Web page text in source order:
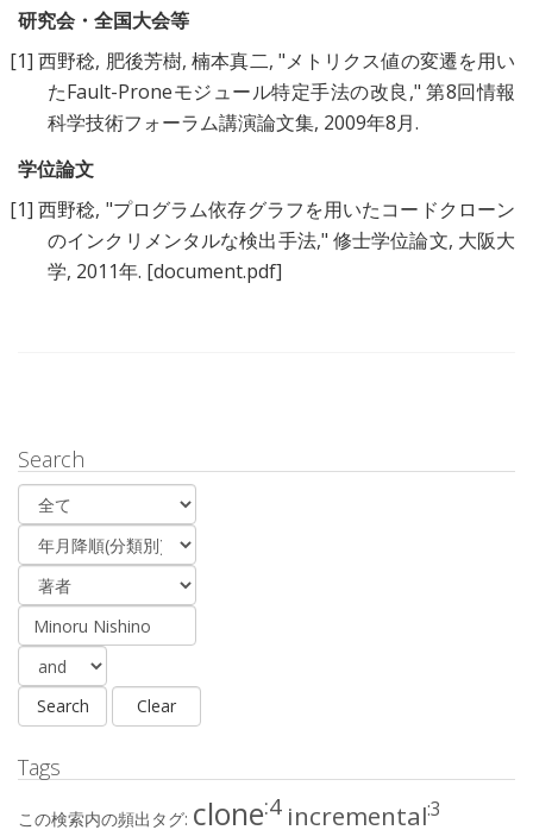
研究会・全国大会等
[1] 西野稔, 肥後芳樹,楠本真二, "メトリクス値の変遷を用い
たFault-Proneモジュール特定手法の改良 ," 第8回情報
科学技術フォーラム講演論文集, 2009年8月.
学位論文
[1] 西野稔, "プログラム依存グラフを用いたコードクローン
のインクリメンタルな検出手法," 修士学位論文, 大阪大
学, 2011年. [document.pdf]
Search
Tags
この検索内の頻出タグ: clone:4 incremental:3